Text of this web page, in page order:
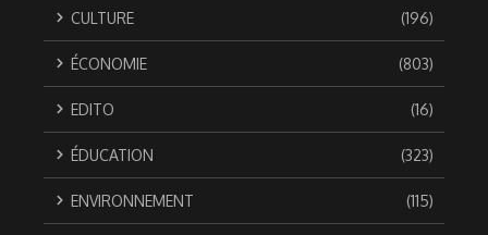
CULTURE (196)
ÉCONOMIE (803)
EDITO (16)
ÉDUCATION (323)
ENVIRONNEMENT (115)